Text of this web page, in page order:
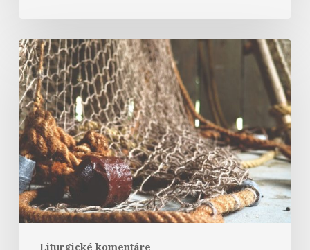
Liturgické komentáre
Komentár
k
textom
na
17.
nedeľu
v
období
cez
rok
„A“